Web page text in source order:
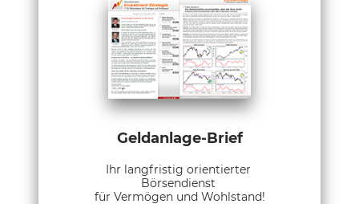
Geldanlage-Brief
Ihr langfristig orientierter
Börsendienst
für Vermögen und Wohlstand!